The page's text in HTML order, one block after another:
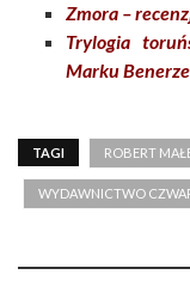
Zmora –
Trylogia
Marku Benerze
TAGI ROBERT
WYDAWNICTWO